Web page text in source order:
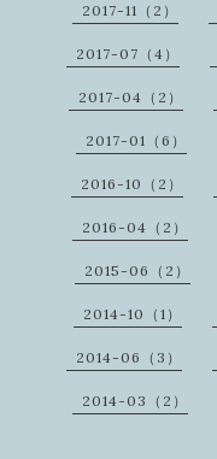
2017-11（2）
2017-07（4）
2017-04（2）
2017-01（6）
2016-10（2）
2016-04（2）
2015-06（2）
2014-10（1）
2014-06（3）
2014-03（2）